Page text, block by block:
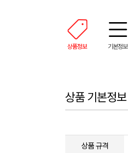
상품정보 기본정보
상품 기본정보
상품 규격